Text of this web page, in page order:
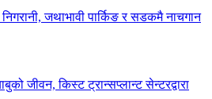
जथाभावी पार्किङ र सडकमै नाचगान
जीवन, किस्ट ट्रान्सप्लान्ट सेन्टरद्वारा